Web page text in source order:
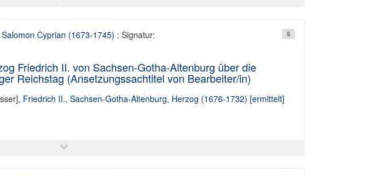
5
Cyprian (1673-1745) ; Signatur:
Friedrich II. von Sachsen-Gotha-Altenburg über die
Reichstag (Ansetzungssachtitel von Bearbeiter/in)
Friedrich II., Sachsen-Gotha-Altenburg, Herzog (1676-1732) [ermittelt]